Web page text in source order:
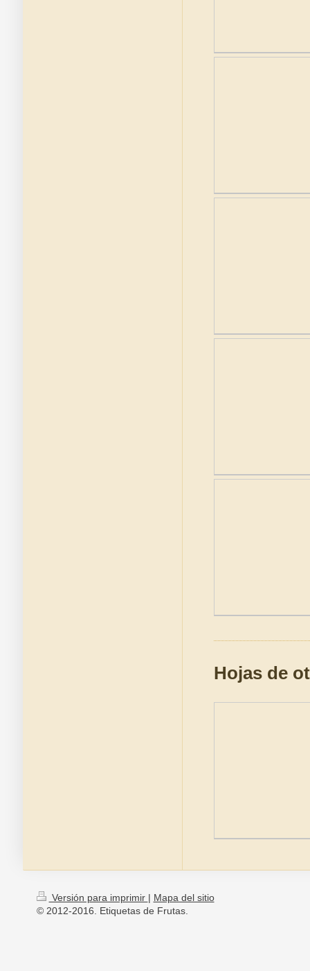
Hojas de
Versión para imprimir | Mapa del sitio
© 2012-2016. Etiquetas de Frutas.